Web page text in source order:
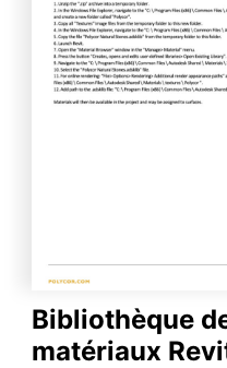
Bibliothèque
matériaux